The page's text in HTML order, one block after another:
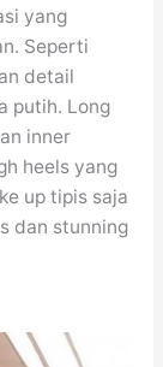
yang
Seperti
detail
putih. Long
inner
heels yang
up tipis saja
dan stunning